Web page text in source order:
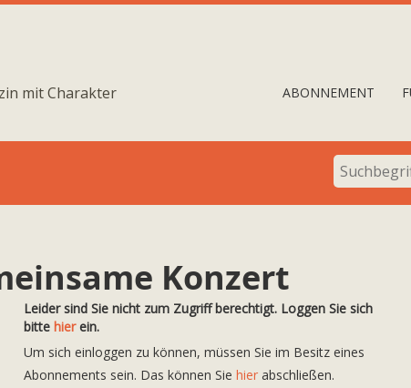
mit Charakter ABONNEMENT
Konzert
Leider sind Sie nicht zum Zugriff berechtigt. Loggen Sie sich
bittehierein.
Um sich einloggen zu können, müssen Sie im Besitz eines
Abonnements sein. Das können Siehier abschließen.